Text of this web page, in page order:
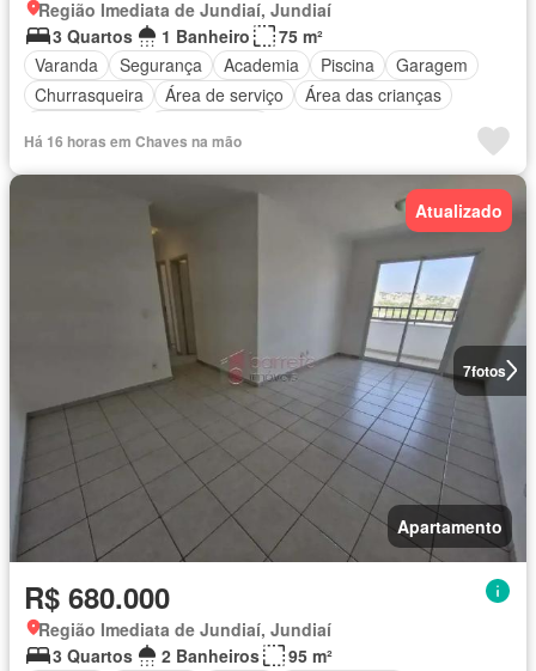
Região Imediata de Jundiaí, Jundiaí
3 Quartos
1 Banheiro
75 m²
Varanda
Segurança Academia Piscina
Garagem
Churrasqueira
Área de serviço
Área das crianças
Há 16 horas em Chaves na mão
7fotos
Atualizado
Apartamento
R$ 680.000
Região Imediata de Jundiaí, Jundiaí
3 Quartos
2 Banheiros
95 m²